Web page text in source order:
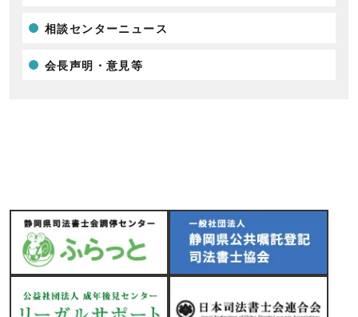
相談センターニュース
会長声明・意見等